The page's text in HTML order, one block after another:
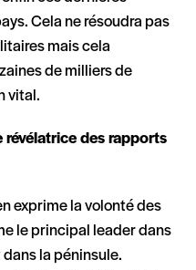
Cela ne résoudra pas
mais cela
de milliers de
vital.
révélatrice des rapports
exprime la volonté des
le principal leader dans
la péninsule.